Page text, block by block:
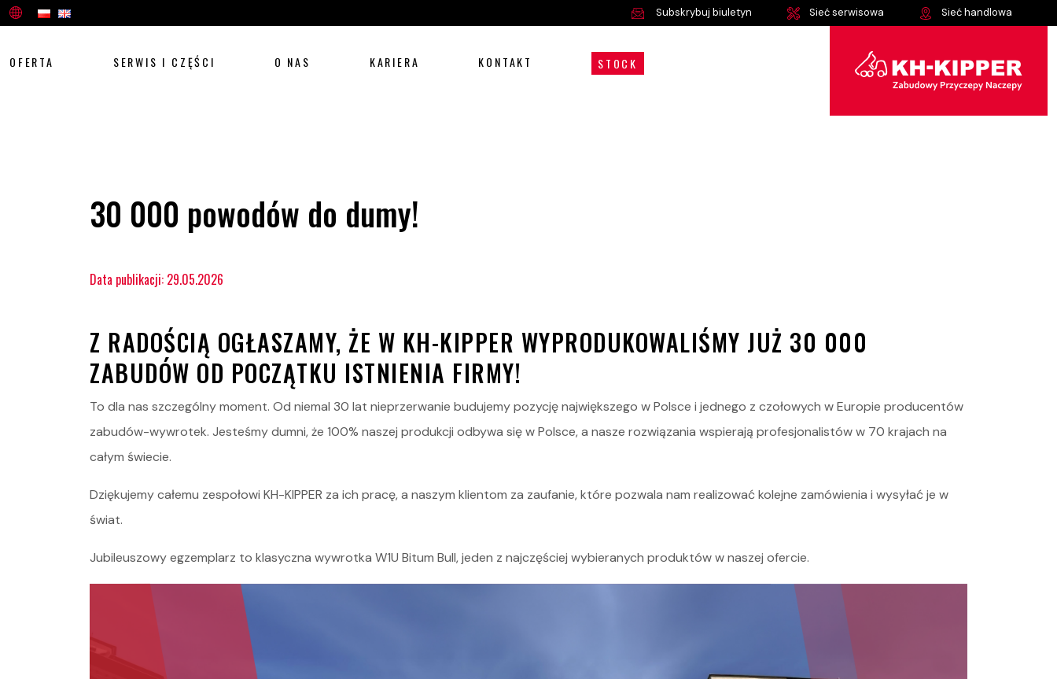
Subskrybuj biuletyn Sieć serwisowa Sieć handlowa
OFERTA SERWIS I CZĘŚCI O NAS KARIERA KONTAKT STOCK
Serwis i części
O nas
Kariera
Kontakt
STOCK
30 000 powodów do dumy!
Data publikacji: 29.05.2026
Z RADOŚCIĄ OGŁASZAMY, ŻE W KH-KIPPER WYPRODUKOWALIŚMY JUŻ 30 000
ZABUDÓW OD POCZĄTKU ISTNIENIA FIRMY!
To dla nas szczególny moment. Od niemal 30 lat nieprzerwanie budujemy pozycję największego w Polsce i jednego z czołowych w Europie producentów
zabudów-wywrotek. Jesteśmy dumni, że 100% naszej produkcji odbywa się w Polsce, a nasze rozwiązania wspierają profesjonalistów w 70 krajach na
całym świecie.
Dziękujemy całemu zespołowi KH-KIPPER za ich pracę, a naszym klientom za zaufanie, które pozwala nam realizować kolejne zamówienia i wysyłać je w
świat.
Jubileuszowy egzemplarz to klasyczna wywrotka W1U Bitum Bull, jeden z najczęściej wybieranych produktów w naszej ofercie.